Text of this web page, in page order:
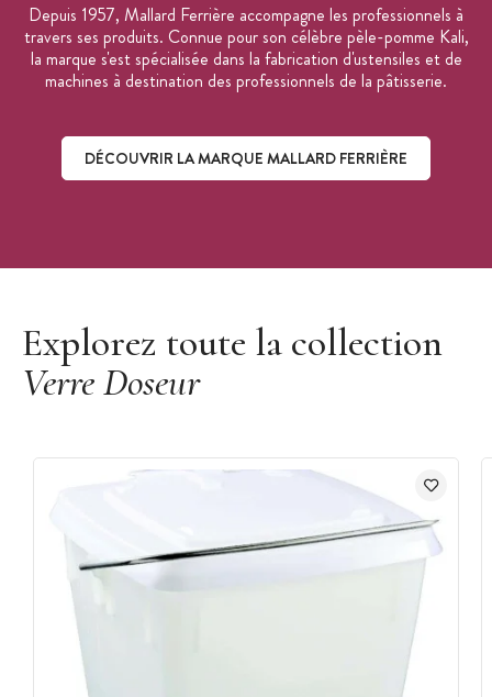
Depuis 1957, Mallard Ferrière accompagne les professionnels à
travers ses produits. Connue pour son célèbre pèle-pomme Kali,
la marque s'est spécialisée dans la fabrication d'ustensiles et de
machines à destination des professionnels de la pâtisserie.
DÉCOUVRIR LA MARQUE MALLARD FERRIÈRE
Explorez toute la collection
Verre Doseur